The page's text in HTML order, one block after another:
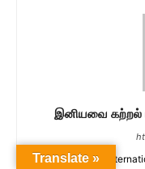
இனியவை கற்றல்
Iniyavaikatral
Translate »